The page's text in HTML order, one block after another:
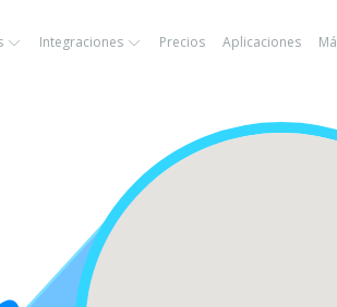
Integraciones Precios Aplicaciones